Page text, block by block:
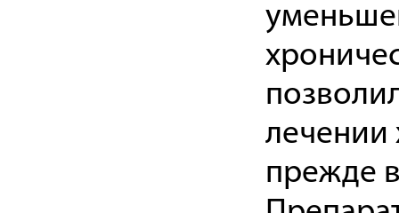
лечении
прежде